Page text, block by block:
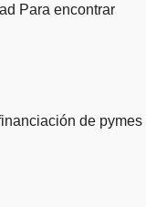
Para encontrar